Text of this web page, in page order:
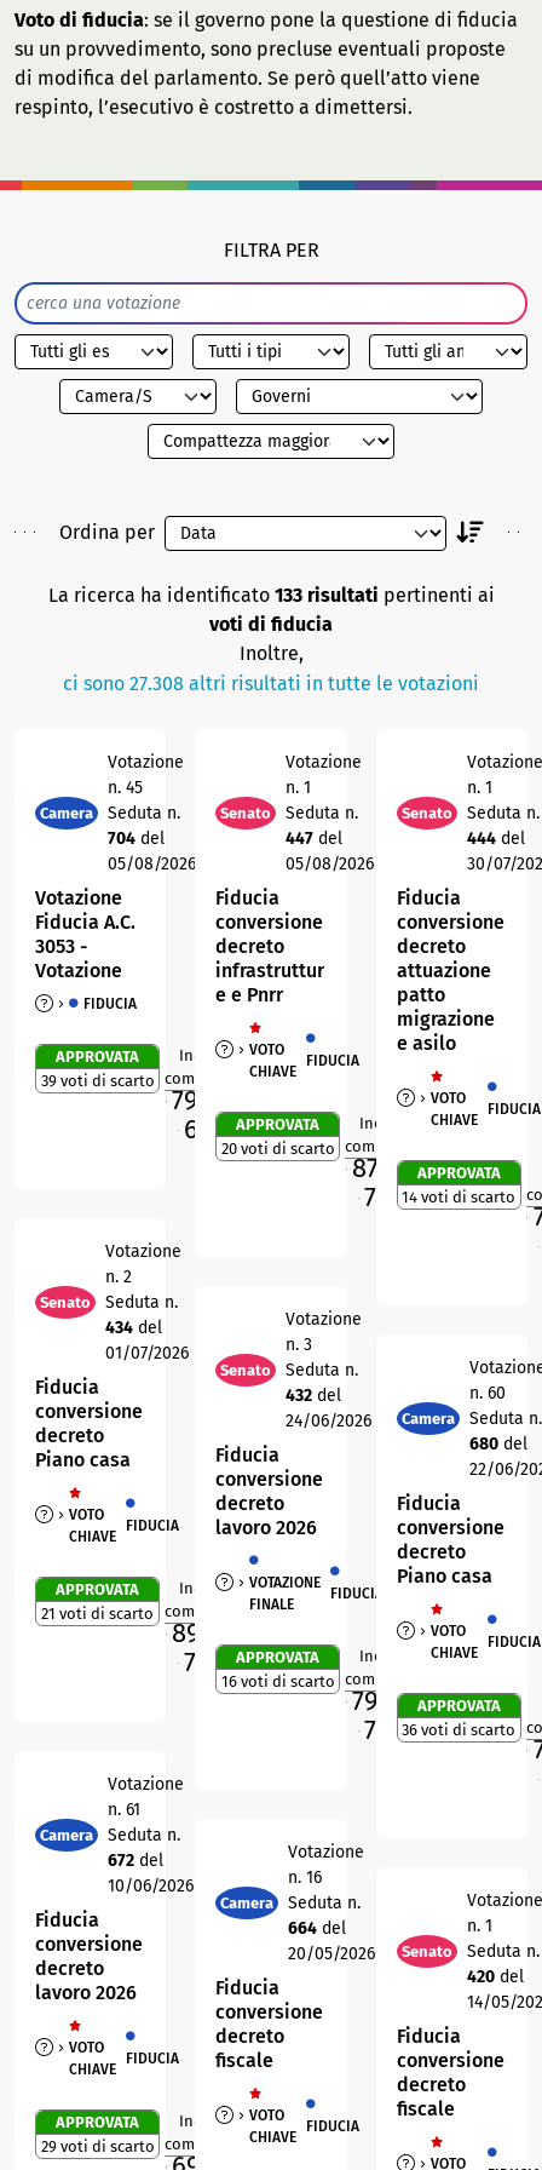
Voto di fiducia: se il governo pone la questione di fiducia
su un provvedimento, sono precluse eventuali proposte
di modifica del parlamento. Se però quell’atto viene
respinto, l’esecutivo è costretto a dimettersi.
FILTRA PER
Ordina per
La ricerca ha identificato 133 risultati pertinenti ai
voti di fiducia
Inoltre,
ci sono 27.308 altri risultati in tutte le votazioni
Camera
Votazione
n. 45
Seduta n.
704 del
05/08/2026
Votazione
Fiducia A.C.
3053 -
Votazione
FIDUCIA
APPROVATA
39 voti di scarto
Indice di
compattezza
79,9
69,3 %
0
Senato
Votazione
n. 2
Seduta n.
434 del
01/07/2026
Fiducia
conversione
decreto
Piano casa
VOTO
CHIAVE
FIDUCIA
APPROVATA
21 voti di scarto
Indice di
compattezza
89,1
74,7 %
2
Camera
Votazione
n. 61
Seduta n.
672 del
10/06/2026
Fiducia
conversione
decreto
lavoro 2026
VOTO
CHIAVE
FIDUCIA
APPROVATA
29 voti di scarto
Indice di
compattezza
0
Senato
Votazione
n. 1
Seduta n.
447 del
05/08/2026
Fiducia
conversione
decreto
infrastruttur
e e Pnrr
VOTO
CHIAVE
FIDUCIA
APPROVATA
20 voti di scarto
Indice di
compattezza
87,4%
74,7%
Senato
Votazione
n. 3
Seduta n.
432 del
24/06/2026
Fiducia
conversione
decreto
lavoro 2026
VOTAZIONE
FINALE
FIDUCIA
APPROVATA
16 voti di scarto
Indice di
compattezza
79
73,5%
Camera
Votazione
n. 16
Seduta n.
664 del
20/05/2026
Fiducia
conversione
decreto
fiscale
VOTO
CHIAVE
FIDUCIA
Senato
Votazione
n. 1
Seduta n.
444del
30/07/
Fiducia
conversione
decreto
attuazione
patto
migrazione
e asilo
VOTO
CHIAVE
FIDUCIA
APPROVATA
14 voti di scarto
Camera
n. 60
Seduta n.
680del
22/06/
Fiducia
conversione
decreto
Piano casa
VOTO
CHIAVE
FIDUCIA
APPROVATA
36 voti di scarto
Senato
Votazione
n. 1
Seduta n.
420del
14/05/
Fiducia
conversione
decreto
fiscale
VOTO